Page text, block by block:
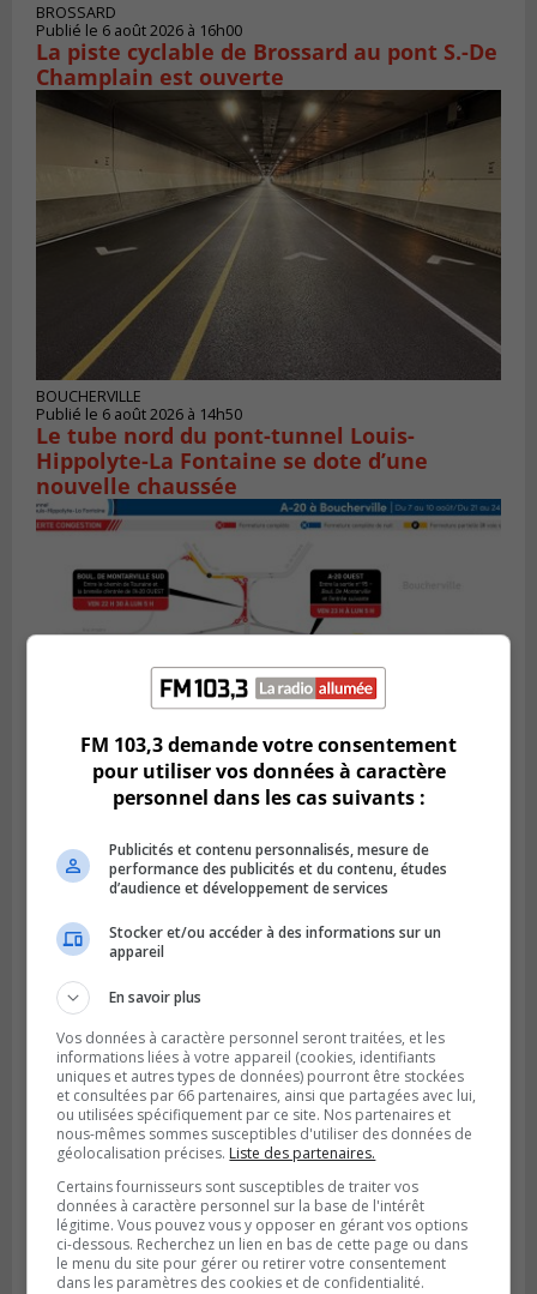
BROSSARD
Publié le 6 août 2026 à 16h00
La piste cyclable de Brossard au pont S.-De
Champlain est ouverte
BOUCHERVILLE
Publié le 6 août 2026 à 14h50
Le tube nord du pont-tunnel Louis-
Hippolyte-La Fontaine se dote d’une
nouvelle chaussée
BOUCHERVILLE
Le MTMD annonce des fermetures sur
l’autoroute 20 à Boucherville
VIEUX-LONGUEUIL
Publié le 31 juillet 2026 à 14h20
Le RTL dévoile sa nouvelle flotte de
transport adapté
FM 103,3 demande votre consentement
pour utiliser vos données à caractère
personnel dans les cas suivants :
Publicités et contenu personnalisés, mesure de
performance des publicités et du contenu, études
d’audience et développement de services
Stocker et/ou accéder à des informations sur un
appareil
En savoir plus
Vos données à caractère personnel seront traitées, et les
informations liées à votre appareil (cookies, identifiants
uniques et autres types de données) pourront être stockées
et consultées par 66 partenaires, ainsi que partagées avec lui,
ou utilisées spécifiquement par ce site. Nos partenaires et
nous-mêmes sommes susceptibles d'utiliser des données de
géolocalisation précises. Liste des partenaires.
Certains fournisseurs sont susceptibles de traiter vos
données à caractère personnel sur la base de l'intérêt
légitime. Vous pouvez vous y opposer en gérant vos options
ci-dessous. Recherchez un lien en bas de cette page ou dans
le menu du site pour gérer ou retirer votre consentement
dans les paramètres des cookies et de confidentialité.